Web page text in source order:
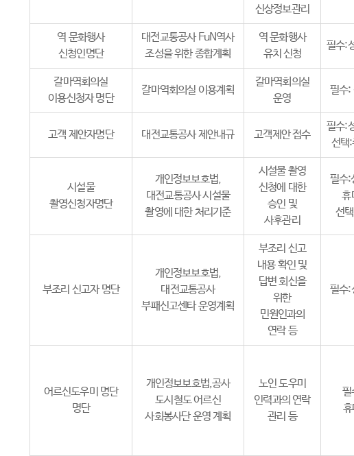
신상정보관리
역 문화행사
신청인명단
대전교통공사 FuN역사
조성을 위한 종합계획
역 문화행사
유치 신청
필수:
갈마역회의실
이용신청자 명단
갈마역회의실 이용계획
갈마역회의실
운영
필수:
고객 제안자명단 대전교통공사 제안내규 고객제안 접수
필수:
선택
시설물
촬영신청자명단
개인정보보호법,
대전교통공사 시설물
촬영에 대한 처리기준
시설물 촬영
신청에 대한
승인 및
사후관리
필수:
휴
선
부조리 신고자 명단
개인정보보호법,
대전교통공사
부패신고센타 운영계획
부조리 신고
내용 확인 및
답변 회신을
위한
민원인과의
연락 등
필수:
어르신도우미 명단
명단
개인정보보호법,공사
도시철도 어르신
사회봉사단 운영 계획
노인 도우미
인력과의 연락
관리 등
필